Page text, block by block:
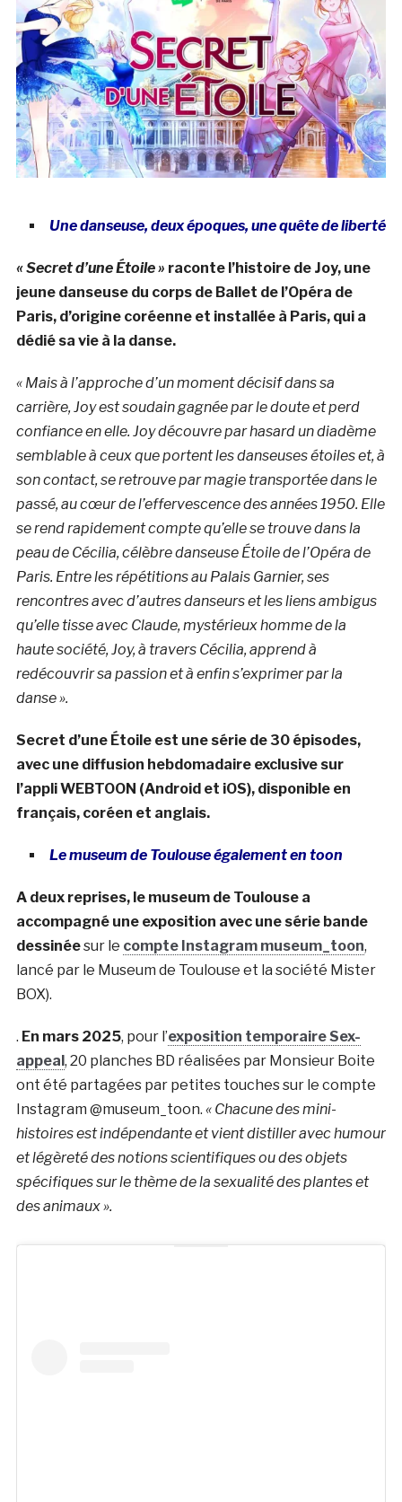
Une danseuse, deux époques, une quête de liberté
« Secret d’une Étoile » raconte l’histoire de Joy, une
jeune danseuse du corps de Ballet de l’Opéra de
Paris, d’origine coréenne et installée à Paris, qui a
dédié sa vie à la danse.
« Mais à l’approche d’un moment décisif dans sa
carrière, Joy est soudain gagnée par le doute et perd
confiance en elle. Joy découvre par hasard un diadème
semblable à ceux que portent les danseuses étoiles et, à
son contact, se retrouve par magie transportée dans le
passé, au cœur de l’effervescence des années 1950. Elle
se rend rapidement compte qu’elle se trouve dans la
peau de Cécilia, célèbre danseuse Étoile de l’Opéra de
Paris. Entre les répétitions au Palais Garnier, ses
rencontres avec d’autres danseurs et les liens ambigus
qu’elle tisse avec Claude, mystérieux homme de la
haute société, Joy, à travers Cécilia, apprend à
redécouvrir sa passion et à enfin s’exprimer par la
danse ».
Secret d’une Étoile est une série de 30 épisodes,
avec une diffusion hebdomadaire exclusive sur
l’appli WEBTOON (Android et iOS), disponible en
français, coréen et anglais.
Le museum de Toulouse également en toon
A deux reprises, le museum de Toulouse a
accompagné une exposition avec une série bande
dessinéesur le compte Instagram museum_toon,
lancé par le Museum de Toulouse et la société Mister
BOX).
. En mars 2025, pour l’exposition temporaire Sex-
appeal, 20 planches BD réalisées par Monsieur Boite
ont été partagées par petites touches sur le compte
Instagram @museum_toon. « Chacune des mini-
histoires est indépendante et vient distiller avec humour
et légèreté des notions scientifiques ou des objets
spécifiques sur le thème de la sexualité des plantes et
des animaux ».